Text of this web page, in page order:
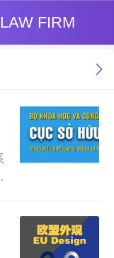
FIRM